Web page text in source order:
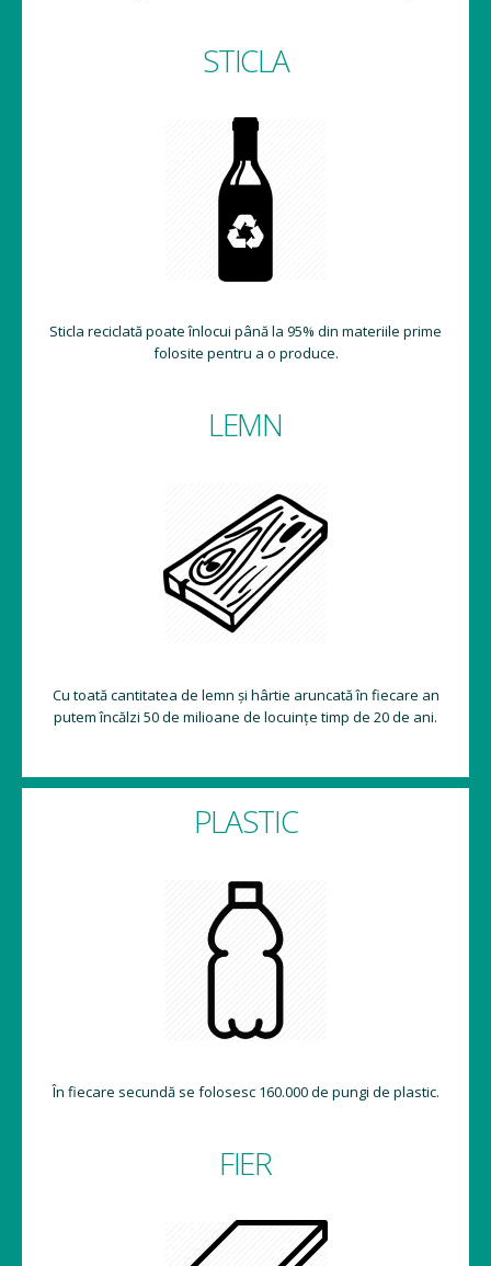
STICLA
Sticla reciclată poate înlocui până la 95% din materiile prime
folosite pentru a o produce.
LEMN
Cu toată cantitatea de lemn și hârtie aruncată în fiecare an
putem încălzi 50 de milioane de locuințe timp de 20 de ani.
PLASTIC
În fiecare secundă se folosesc 160.000 de pungi de plastic.
FIER